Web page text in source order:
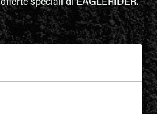
speciali di EAGLERIDER.